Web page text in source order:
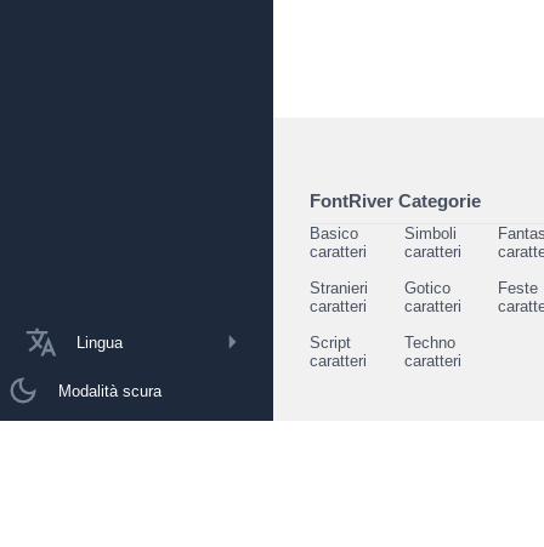
Lingua
Modalità scura
FontRiver Categorie
Basico
caratteri
Simboli
caratteri
Stranieri
caratteri
Gotico
caratteri
Feste
Script
caratteri
Techno
caratteri